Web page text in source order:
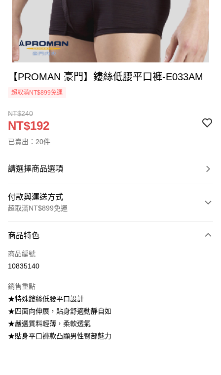
【PROMAN 豪門】鏤絲低腰平口褲-E033AM
超取滿NT$899免運
NT$240
NT$192
已賣出：20件
請選擇商品選項
付款與運送方式
超取滿NT$899免運
信用卡一次付款
超商取貨付款
悠遊付
AFTEE先享後付
相關說明
【關於「AFTEE先享後付」】
商品特色
商品編號
10835140
銷售重點
★特殊鏤絲低腰平口設計
★四面向伸展，貼身舒適動靜自如
★嚴選質料輕薄，柔軟透氣
★貼身平口褲款凸顯男性臀部魅力